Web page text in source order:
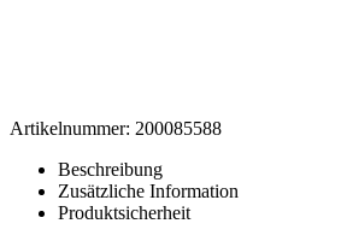
Artikelnummer: 200085588
Beschreibung
Zusätzliche Information
Produktsicherheit